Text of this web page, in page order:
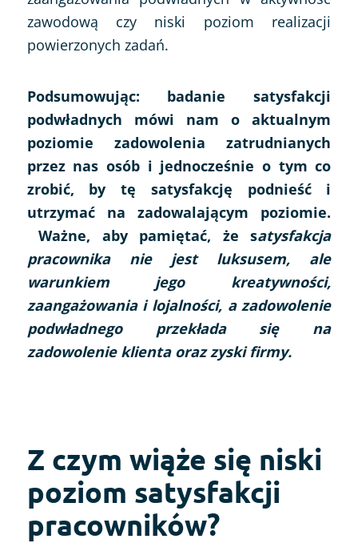
zawodową czy niski poziom realizacji
powierzonych zadań.
Podsumowując: badanie satysfakcji
podwładnych mówi nam o aktualnym
poziomie zadowolenia zatrudnianych
przez nas osób i jednocześnie o tym co
zrobić, by tę satysfakcję podnieść i
utrzymać na zadowalającym poziomie.
Ważne, aby pamiętać, że satysfakcja
pracownika nie jest luksusem, ale
warunkiem jego kreatywności,
zaangażowania i lojalności, a zadowolenie
podwładnego przekłada się na
zadowolenie klienta oraz zyski firmy.
Z czym wiąże się niski
poziom satysfakcji
pracowników?